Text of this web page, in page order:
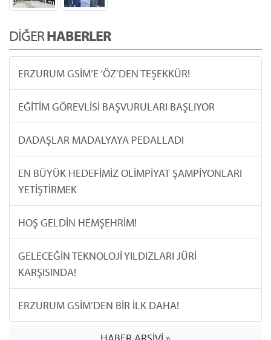
DİĞERHABERLER
ERZURUM GSİM’E ‘ÖZ’DEN TEŞEKKÜR!
EĞİTİM GÖREVLİSİ BAŞVURULARI BAŞLIYOR
DADAŞLAR MADALYAYA PEDALLADI
EN BÜYÜK HEDEFİMİZ OLİMPİYAT ŞAMPİYONLARI
YETİŞTİRMEK
HOŞ GELDİN HEMŞEHRİM!
GELECEĞİN TEKNOLOJİ YILDIZLARI JÜRİ
KARŞISINDA!
ERZURUM GSİM’DEN BİR İLK DAHA!